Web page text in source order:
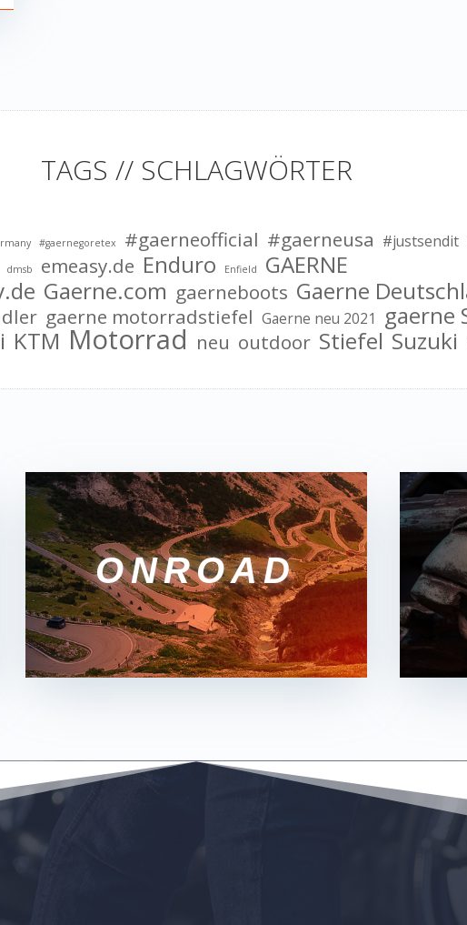
TAGS // SCHLAGWÖRTER
#gaernegoretex #gaerneofficial #gaerneusa #justsendit
dmsb emeasy.de Enduro Enfield
GAERNE
Gaerne.com gaerneboots Gaerne
gaerne motorradstiefel Gaerne neu 2021 gaerne
KTM Motorrad neu outdoor Stiefel Suzuki
ONROAD